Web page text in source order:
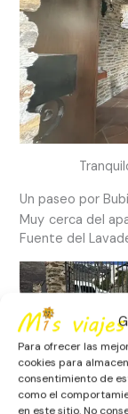
Para ofrecer las
cookies para
consentimiento de
como el
en este sitio. No
Un paseo por
Muy cerca del
Fuente del